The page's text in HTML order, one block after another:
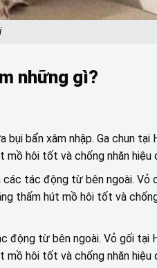
những gì?
bẩn xâm nhập. Ga chun tại
hôi tốt và chống nhăn hiệu
các tác động từ bên ngoài. Vỏ
thấm hút mồ hôi tốt và
động từ bên ngoài. Vỏ gối tại
hôi tốt và chống nhăn hiệu